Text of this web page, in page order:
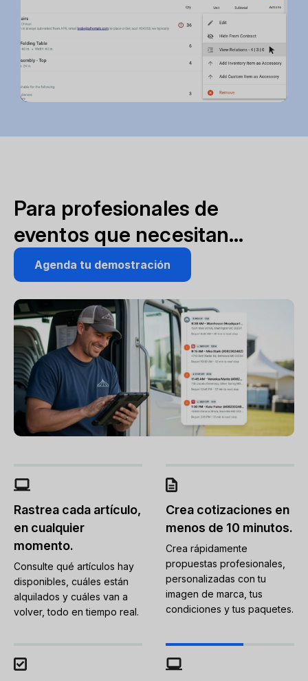
Para profesionales de
eventos que necesitan…
Agenda tu demostración
Rastrea cada artículo,
en cualquier
momento.
Consulte qué artículos hay
disponibles, cuáles están
alquilados y cuáles van a
volver, todo en tiempo real.
Crea cotizaciones en
menos de 10 minutos.
Crea rápidamente
propuestas profesionales,
personalizadas con tu
imagen de marca, tus
condiciones y tus paquetes.